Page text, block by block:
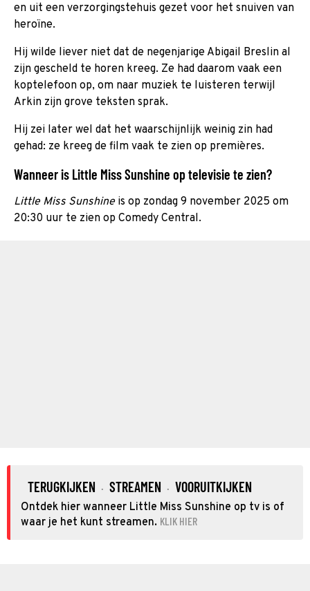
en uit een verzorgingstehuis gezet voor het snuiven van
heroïne.
Hij wilde liever niet dat de negenjarige Abigail Breslin al
zijn gescheld te horen kreeg. Ze had daarom vaak een
koptelefoon op, om naar muziek te luisteren terwijl
Arkin zijn grove teksten sprak.
Hij zei later wel dat het waarschijnlijk weinig zin had
gehad: ze kreeg de film vaak te zien op premières.
Wanneer is Little Miss Sunshine op televisie te zien?
Little Miss Sunshineis op zondag 9 november 2025 om
20:30 uur te zien op Comedy Central.
TERUGKIJKEN · STREAMEN · VOORUITKIJKEN
Ontdek hier wanneer Little Miss Sunshine op tv is of
waar je het kunt streamen. KLIK HIER